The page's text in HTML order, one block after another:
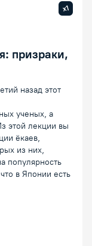
лекция
x1
призраки,
назад этот
ученых, а
этой лекции вы
ёкаев,
из них,
популярность
в Японии есть